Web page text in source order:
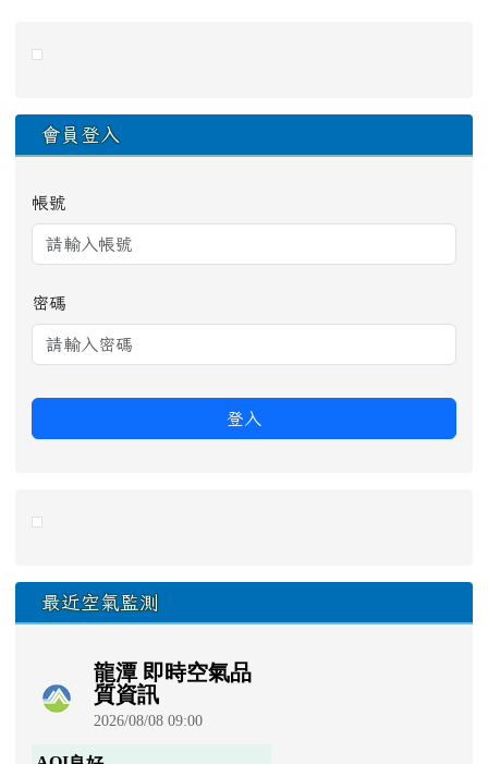
會員登入
帳號
密碼
登入
最近空氣監測